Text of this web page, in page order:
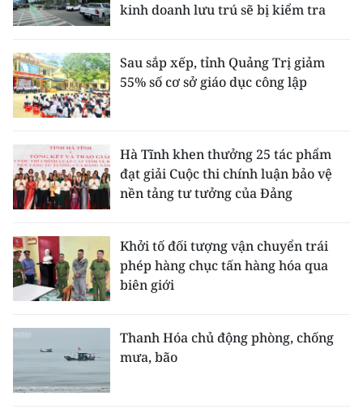
kinh doanh lưu trú sẽ bị kiểm tra
Sau sắp xếp, tỉnh Quảng Trị giảm
55% số cơ sở giáo dục công lập
Hà Tĩnh khen thưởng 25 tác phẩm
đạt giải Cuộc thi chính luận bảo vệ
nền tảng tư tưởng của Đảng
Khởi tố đối tượng vận chuyển trái
phép hàng chục tấn hàng hóa qua
biên giới
Thanh Hóa chủ động phòng, chống
mưa, bão